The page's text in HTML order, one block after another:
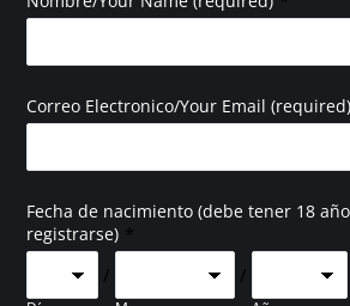
Correo Electronico/Your Email (required)
Fecha de nacimiento (debe tener 18
registrarse) *
/ /